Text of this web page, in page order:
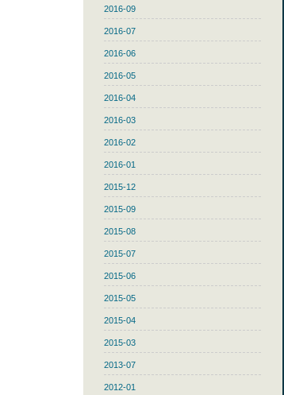
2016-09
2016-07
2016-06
2016-05
2016-04
2016-03
2016-02
2016-01
2015-12
2015-09
2015-08
2015-07
2015-06
2015-05
2015-04
2015-03
2013-07
2012-01